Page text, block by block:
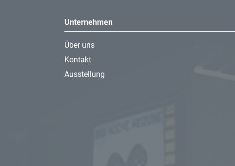
Unternehmen
Über uns
Kontakt
Ausstellung